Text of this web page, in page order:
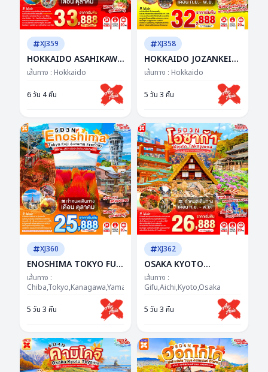
XJ359
HOKKAIDO ASAHIKAWA
JOZANKEI OTARU 6D
4N BY XJ -- OCT'26 --
ซุปตาร์...ฮอกไกโดชิลจัด วิว
เส้นทาง : Hokkaido
6 วัน 4 คืน
XJ358
HOKKAIDO JOZANKEI
OTARU AUTUMN 5D 3N
BY XJ -- SEP - NOV'26 --
ซุปตาร์ฮอกไกโดดีเกิน ฟีล
เส้นทาง : Hokkaido
5 วัน 3 คืน
XJ360
ENOSHIMA TOKYO FUJI
AUTUMN FREEDAY 5D
3N BY XJ --- OCT'26 --
ซุปตาร์...ฟูจิว้าวไม่พัก โค
เคียน่ารักเกินเรื่อง
เส้นทาง :
Chiba,Tokyo,Kanagawa,Yamanashi
5 วัน 3 คืน
XJ362
OSAKA KYOTO
TAKAYAMA 5D 3N BY XJ
-- SEP - NOV'26 -- ซุป
ตาร์..ชิราคาวะ ละมุน คันไซ
อบอุ่นมากแม่
เส้นทาง :
Gifu,Aichi,Kyoto,Osaka
5 วัน 3 คืน